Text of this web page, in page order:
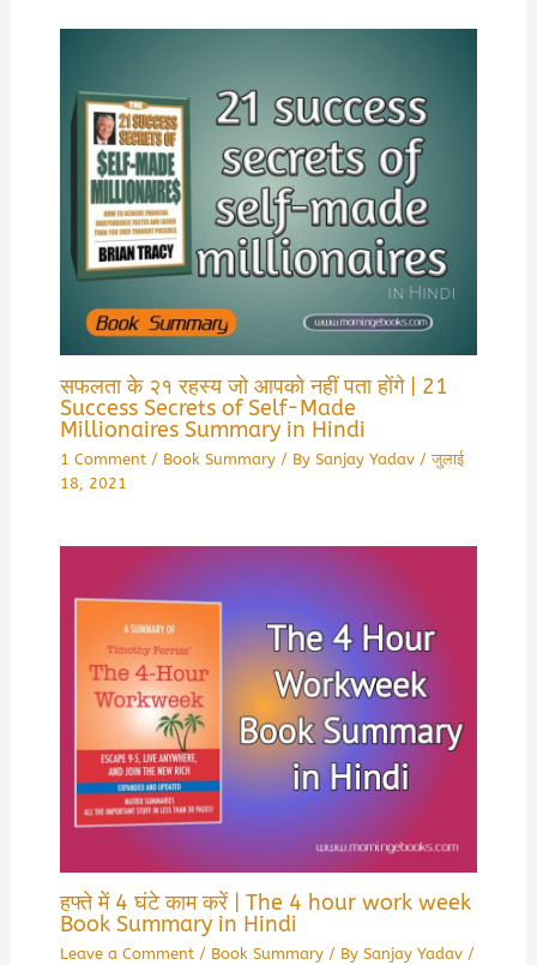
सफलता के २१ रहस्य जो आपको नहीं पता होंगे | 21
Success Secrets of Self-Made
Millionaires Summary in Hindi
1 Comment / Book Summary/ By Sanjay Yadav /जुलाई
18, 2021
हफ्ते में 4 घंटे काम करें | The 4 hour work week
Book Summary in Hindi
Leave a Comment / Book Summary/ By Sanjay Yadav /